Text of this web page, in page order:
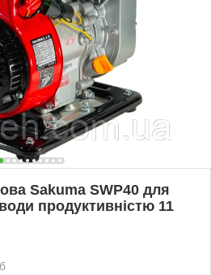
Sakuma SWP40 для
продуктивністю 11